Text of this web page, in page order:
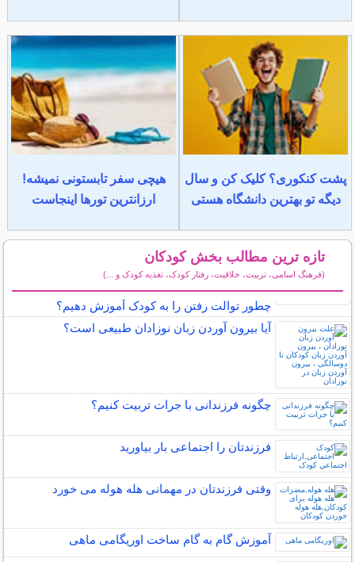
پشت کنکوری؟ کلیک کن و سال
دیگه تو بهترین دانشگاه هستی
هیچی سفر تابستونی نمیشه!
ارزانترین تورها اینجاست
تازه ترین مطالب بخش کودکان
(فرهنگ اسامی، تربیت، خلاقیت، رفتار کودک، تغذیه کودک و ...)
چطور توالت رفتن را به کودک آموزش دهیم؟
آیا بیرون آوردن زبان نوزادان طبیعی است؟
چگونه فرزندانی با جرات تربیت کنیم؟
فرزندتان را اجتماعی بار بیاورید
وقتی فرزندتان در مهمانی هله هوله می خورد
آموزش گام به گام ساخت اوریگامی ماهی